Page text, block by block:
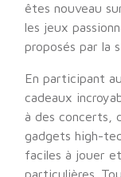
êtes nouveau
les jeux
proposés par la
En participant
cadeaux
à des concerts,
gadgets high-
faciles à jouer
particulières.